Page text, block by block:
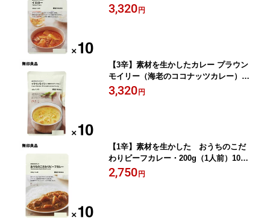
ストック 備蓄 防災【無印良品 公式】
3,320 円
【3辛】素材を生かしたカレー プラウン
モイリー（海老のココナッツカレー） 1
80g（1人前）10個セット ローリング
ストック 備蓄 防災【無印良品 公式】
3,320 円
【1辛】素材を生かした おうちのこだ
わりビーフカレー・200g（1人前）10個
セット ローリングストック 備蓄 防災
【無印良品 公式】
2,750 円